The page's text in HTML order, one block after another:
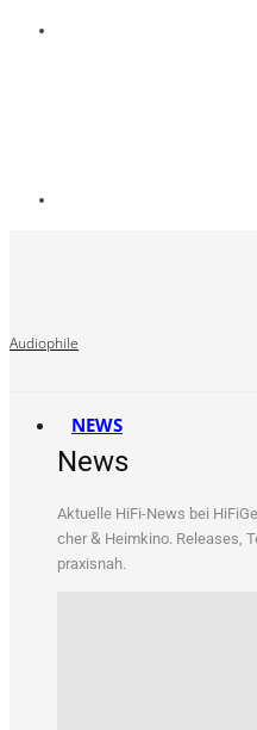
Audiophile
NEWS
News
Aktu­el­le HiFi-News bei
cher & Heim­ki­no. Releases,
praxisnah.